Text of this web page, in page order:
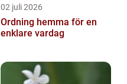
02 juli 2026
Ordning hemma för en
enklare vardag